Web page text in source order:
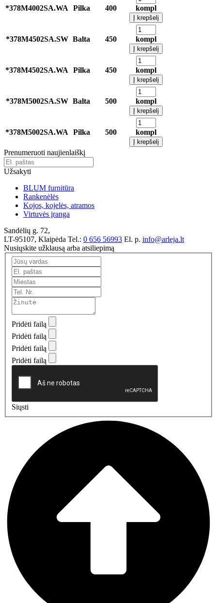
*378M4002SA.WA Pilka 400 kompl
Į krepšelį
*378M4502SA.SW Balta 450 kompl
Į krepšelį
*378M4502SA.WA Pilka 450 kompl
Į krepšelį
*378M5002SA.SW Balta 500 kompl
Į krepšelį
*378M5002SA.WA Pilka 500 kompl
Į krepšelį
Prenumeruoti naujienlaiškį
Užsakyti
BLUM furnitūra
Rankenėlės
Kojos, kojelės, atramos
Virtuvės įranga
Sandėlių g. 72,
LT-95107, Klaipėda Tel.: 0 656 56993 El. p. info@arleja.lt
Nusiųskite užklausą arba atsiliepimą
Pridėti failą
Pridėti failą
Pridėti failą
Pridėti failą
Siųsti